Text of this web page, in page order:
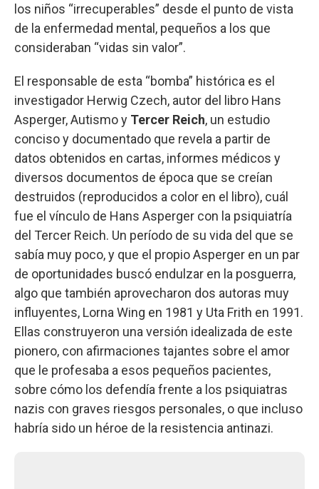
los niños “irrecuperables” desde el punto de vista
de la enfermedad mental, pequeños a los que
consideraban “vidas sin valor”.
El responsable de esta “bomba” histórica es el
investigador Herwig Czech, autor del libro Hans
Asperger, Autismo y Tercer Reich, un estudio
conciso y documentado que revela a partir de
datos obtenidos en cartas, informes médicos y
diversos documentos de época que se creían
destruidos (reproducidos a color en el libro), cuál
fue el vínculo de Hans Asperger con la psiquiatría
del Tercer Reich. Un período de su vida del que se
sabía muy poco, y que el propio Asperger en un par
de oportunidades buscó endulzar en la posguerra,
algo que también aprovecharon dos autoras muy
influyentes, Lorna Wing en 1981 y Uta Frith en 1991.
Ellas construyeron una versión idealizada de este
pionero, con afirmaciones tajantes sobre el amor
que le profesaba a esos pequeños pacientes,
sobre cómo los defendía frente a los psiquiatras
nazis con graves riesgos personales, o que incluso
habría sido un héroe de la resistencia antinazi.